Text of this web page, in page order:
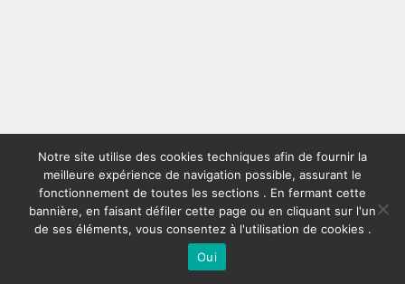
Notre site utilise des cookies techniques afin de fournir la
meilleure expérience de navigation possible, assurant le
fonctionnement de toutes les sections . En fermant cette
bannière, en faisant défiler cette page ou en cliquant sur l'un
de ses éléments, vous consentez à l'utilisation de cookies .
Oui